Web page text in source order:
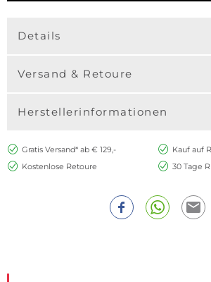
Details
Versand & Retoure
Herstellerinformationen
Gratis Versand* ab € 129,-
Kauf auf
Kostenlose Retoure
30 Tage